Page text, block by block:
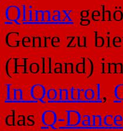
Qlimax
Genre zu
(Holland) im
In Qontrol,
das Q-Dance